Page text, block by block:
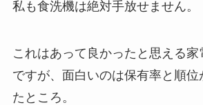
私も食洗機は絶対手放せません。
これはあって良かったと思える
ですが、面白いのは保有率と順位
たところ。